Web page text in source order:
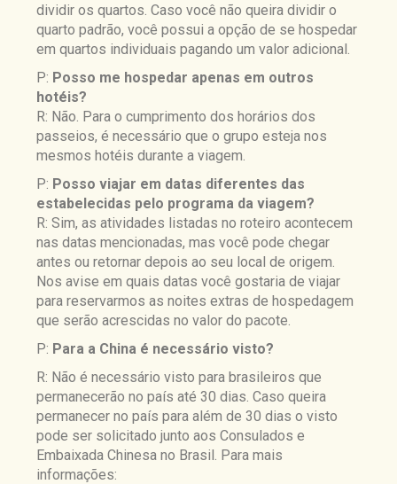
dividir os quartos. Caso você não queira dividir o
quarto padrão, você possui a opção de se hospedar
em quartos individuais pagando um valor adicional.
P: Posso me hospedar apenas em outros
hotéis?
R: Não. Para o cumprimento dos horários dos
passeios, é necessário que o grupo esteja nos
mesmos hotéis durante a viagem.
P: Posso viajar em datas diferentes das
estabelecidas pelo programa da viagem?
R: Sim, as atividades listadas no roteiro acontecem
nas datas mencionadas, mas você pode chegar
antes ou retornar depois ao seu local de origem.
Nos avise em quais datas você gostaria de viajar
para reservarmos as noites extras de hospedagem
que serão acrescidas no valor do pacote.
P: Para a China é necessário visto?
R: Não é necessário visto para brasileiros que
permanecerão no país até 30 dias. Caso queira
permanecer no país para além de 30 dias o visto
pode ser solicitado junto aos Consulados e
Embaixada Chinesa no Brasil. Para mais
informações: